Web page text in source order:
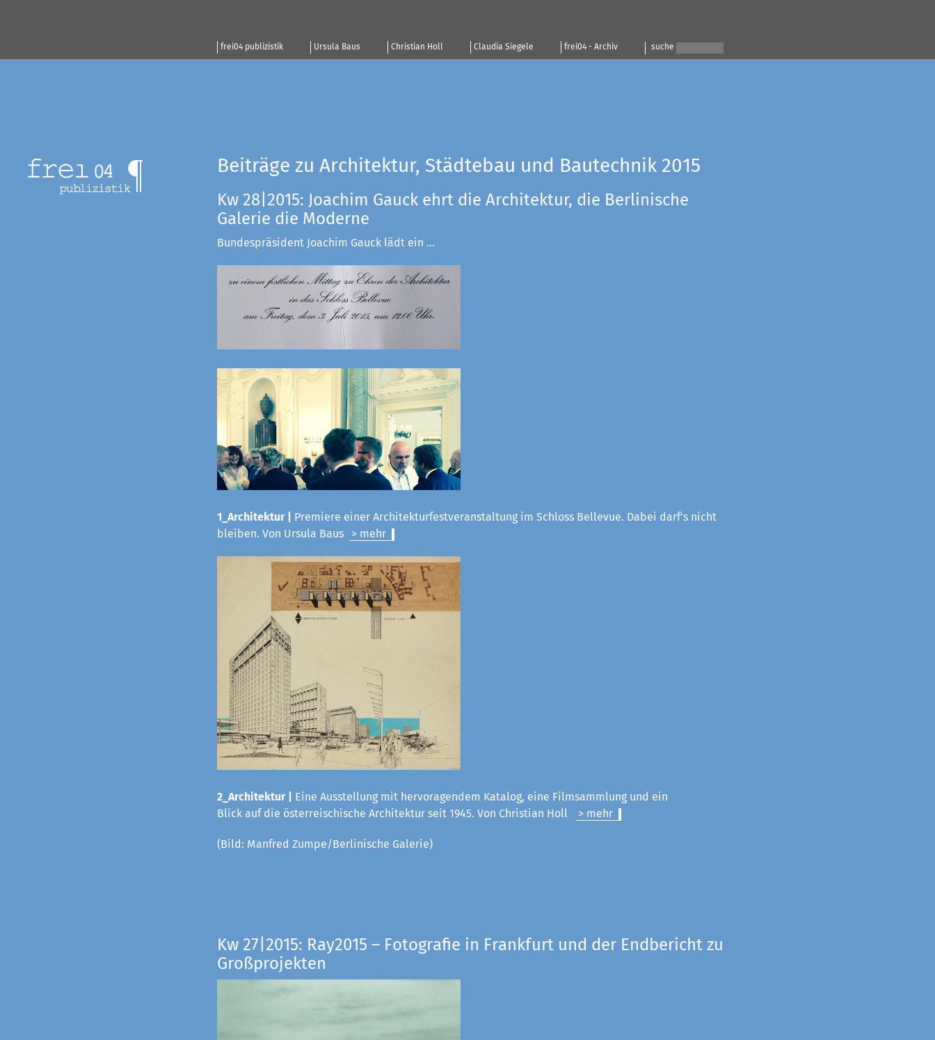
frei04 publizistik Ursula Baus Christian Holl Claudia Siegele frei04 - Archiv suche
Beiträge zu Architektur, Städtebau und Bautechnik 2015
Kw 28|2015: Joachim Gauck ehrt die Architektur, die Berlinische
Galerie die Moderne
Bundespräsident Joachim Gauck lädt ein ...
1_Architektur |
Premiere einer Architekturfestveranstaltung im Schloss Bellevue. Dabei darf's nicht
bleiben. Von Ursula Baus
> mehr
2_Architektur |
Eine Ausstellung mit hervoragendem Katalog, eine Filmsammlung und ein
Blick auf die österreischische Architektur seit 1945. Von Christian Holl
> mehr
(Bild: Manfred Zumpe/Berlinische Galerie)
Kw 27|2015: Ray2015 – Fotografie in Frankfurt und der Endbericht zu
Großprojekten